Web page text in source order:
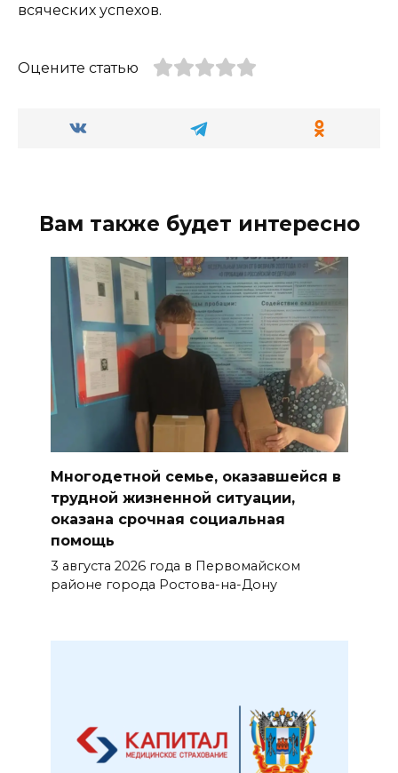
всяческих успехов.
Оцените статью
Вам также будет интересно
Многодетной семье, оказавшейся в
трудной жизненной ситуации,
оказана срочная социальная
помощь
3 августа 2026 года в Первомайском
районе города Ростова-на-Дону